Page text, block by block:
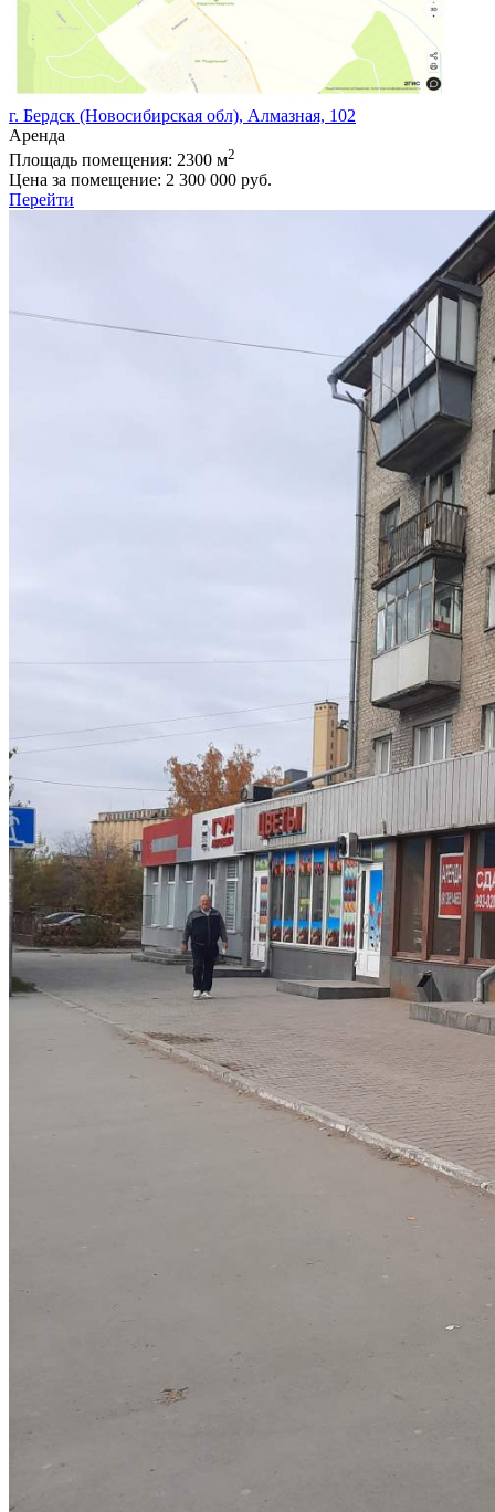
г. Бердск (Новосибирская обл), Алмазная, 102
Аренда
Площадь помещения: 2300 м2
Цена за помещение: 2 300 000 руб.
Перейти